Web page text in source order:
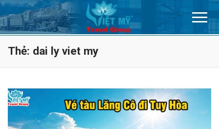
Chuyển
đến
nội
Thẻ: dai ly viet my